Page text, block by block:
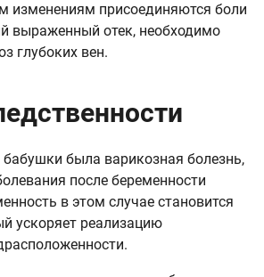
изменениям присоединяются боли
выраженный отек, необходимо
глубоких вен.
бабушки была варикозная болезнь,
после беременности
в этом случае становится
ускоряет реализацию